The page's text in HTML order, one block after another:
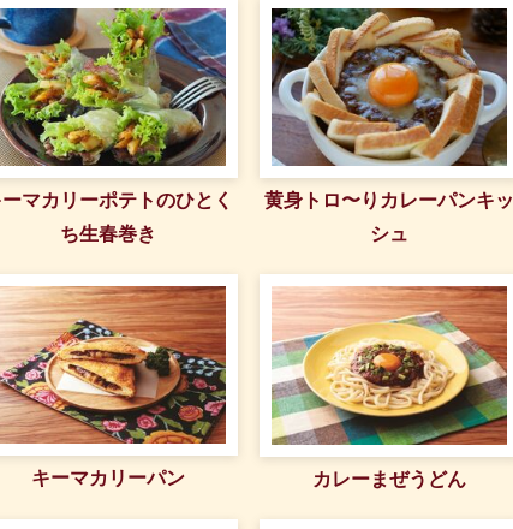
マカリーポテトのひとく
ち生春巻き
黄身トロ〜りカレーパンキッ
シュ
キーマカリーパン カレーまぜうどん